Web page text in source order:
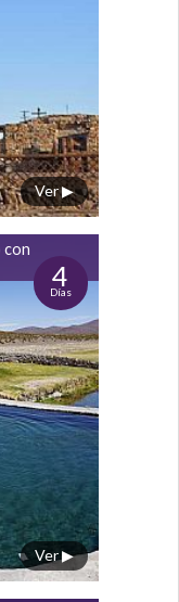
Ver ▶
con
4
Días
Ver ▶